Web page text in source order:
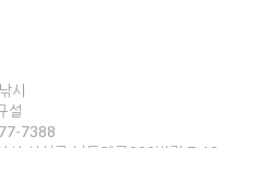
시
설
7388
시 사상구 낙동대로882번길 7-18